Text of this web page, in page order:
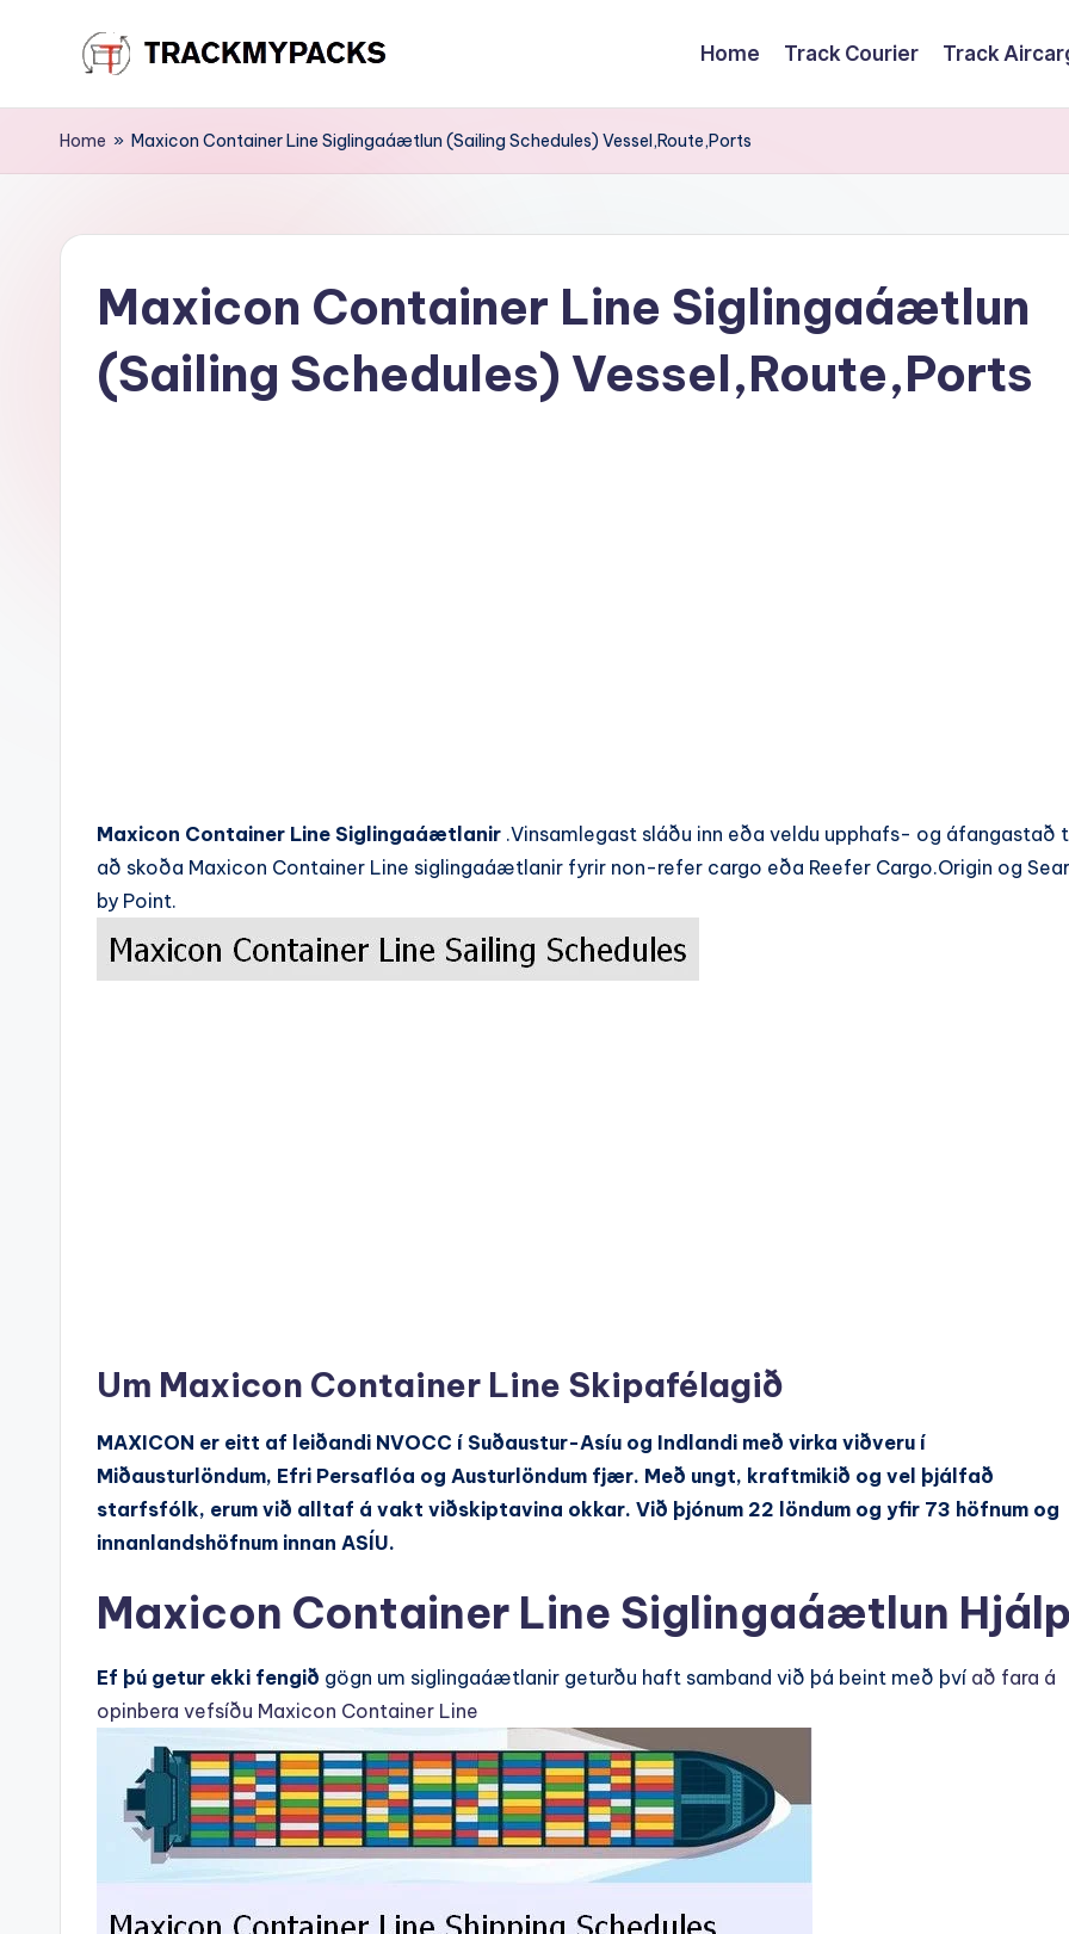
content
T
r
c
M
Home Track Courier Track
Home » Maxicon Container Line Siglingaáætlun (Sailing Schedules) Vessel,Route,Ports
Maxicon Container Line Siglingaáætlun
(Sailing Schedules) Vessel,Route,Ports
Maxicon Container Line Siglingaáætlanir .Vinsamlegast sláðu inn eða veldu upphafs- og áfangastað
að skoða Maxicon Container Line siglingaáætlanir fyrir non-refer cargo eða Reefer Cargo.Origin og
by Point.
Um Maxicon Container Line Skipafélagið
MAXICON er eitt af leiðandi NVOCC í Suðaustur-Asíu og Indlandi með virka viðveru í
Miðausturlöndum, Efri Persaflóa og Austurlöndum fjær. Með ungt, kraftmikið og vel þjálfað
starfsfólk, erum við alltaf á vakt viðskiptavina okkar. Við þjónum 22 löndum og yfir 73 höfnum og
innanlandshöfnum innan ASÍU.
Maxicon Container Line Siglingaáætlun
Ef þú getur ekki fengið gögn um siglingaáætlanir geturðu haft samband við þá beint með því að fara á
opinbera vefsíðu Maxicon Container Line